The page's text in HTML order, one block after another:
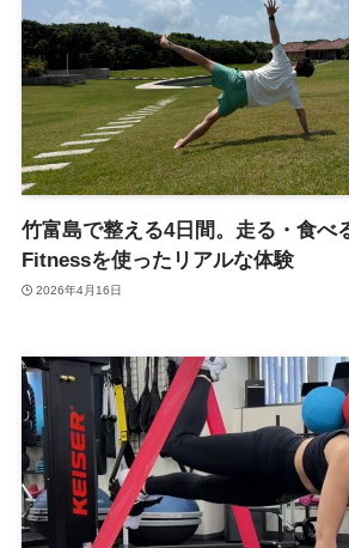
竹富島で整える4日間。走る・食べ
Fitnessを使ったリアルな体験
2026年4月16日